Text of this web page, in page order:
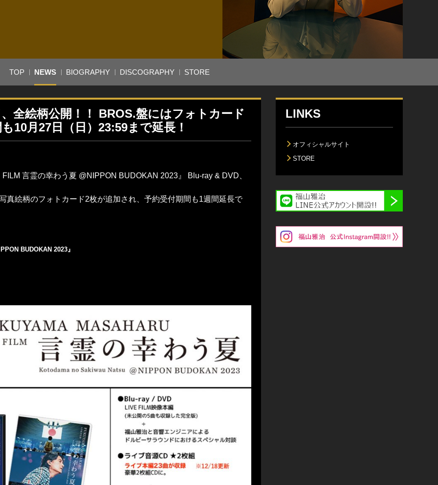
TOP NEWS BIOGRAPHY DISCOGRAPHY STORE
全絵柄公開！！ BROS.盤にはフォトカード
10月27日（日）23:59まで延長！
言霊の幸わう夏 @NIPPON BUDOKAN 2023』 Blu-ray & DVD、
真絵柄のフォトカード2枚が追加され、予約受付期間も1週間延長で
BUDOKAN 2023』
LINKS
オフィシャルサイト
STORE